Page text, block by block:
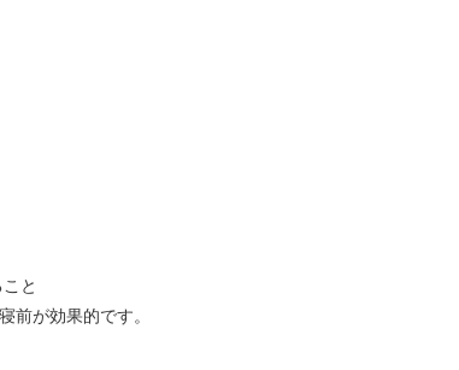
と
前が効果的です。